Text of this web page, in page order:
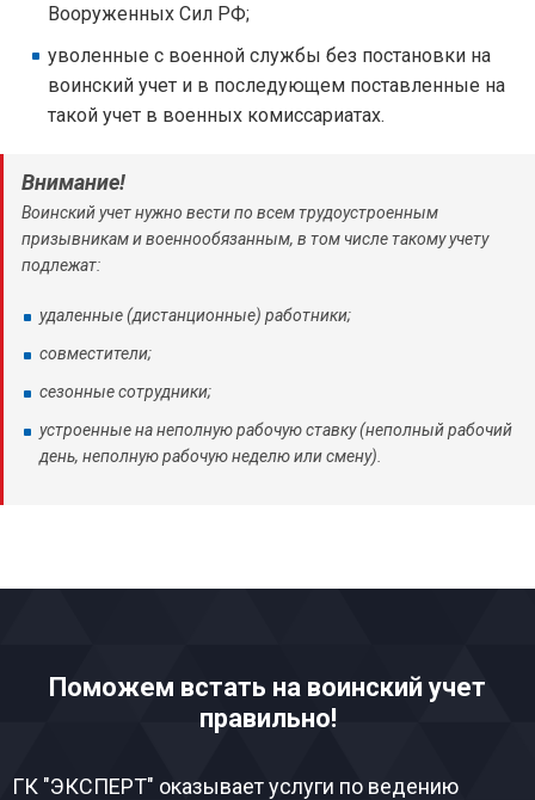
Вооруженных Сил РФ;
уволенные с военной службы без постановки на
воинский учет и в последующем поставленные на
такой учет в военных комиссариатах.
Внимание!
Воинский учет нужно вести по всем трудоустроенным
призывникам и военнообязанным, в том числе такому учету
подлежат:
удаленные (дистанционные) работники;
совместители;
сезонные сотрудники;
устроенные на неполную рабочую ставку (неполный рабочий
день, неполную рабочую неделю или смену).
Поможем встать на воинский учет
правильно!
ГК "ЭКСПЕРТ" оказывает услуги по ведению